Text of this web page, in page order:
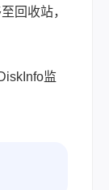
回收站，
监